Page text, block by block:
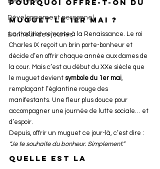
Développement personnel
Bonheur des jeunes
Pourquoi offre-t-on du
muguet le 1er mai ?
La tradition remonte à la Renaissance. Le roi
Charles IX reçoit un brin porte-bonheur et
décide d’en offrir chaque année aux dames de
la cour. Mais c’est au début du XXe siècle que
le muguet devient symbole du 1er mai,
remplaçant l’églantine rouge des
manifestants. Une fleur plus douce pour
accompagner une journée de lutte sociale… et
d’espoir.
Depuis, offrir un muguet ce jour-là, c’est dire :
“Je te souhaite du bonheur. Simplement.”
Quelle est la